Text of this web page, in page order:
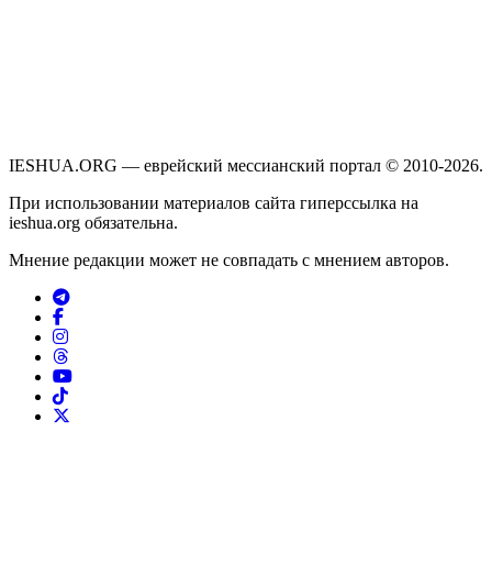
IESHUA.ORG — еврейский мессианский портал © 2010-2026.
При использовании материалов сайта гиперссылка на
ieshua.org обязательна.
Мнение редакции может не совпадать с мнением авторов.